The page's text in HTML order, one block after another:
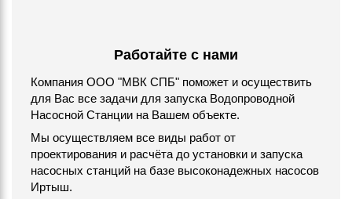
Работайте с нами
Компания ООО "МВК СПБ" поможет и осуществить
для Вас все задачи для запуска Водопроводной
Насосной Станции на Вашем объекте.
Мы осуществляем все виды работ от
проектирования и расчёта до установки и запуска
насосных станций на базе высоконадежных насосов
Иртыш.